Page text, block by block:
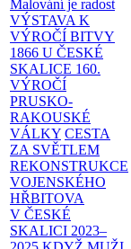
Malování je radost
VÝSTAVA K
VÝROČÍ BITVY
1866 U ČESKÉ
SKALICE 160.
VÝROČÍ
PRUSKO-
RAKOUSKÉ
VÁLKY CESTA
ZA SVĚTLEM
REKONSTRUKCE
VOJENSKÉHO
HŘBITOVA
V ČESKÉ
SKALICI 2023–